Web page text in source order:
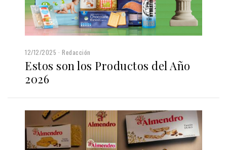
12/12/2025 Redacción
Estos son los Productos del Año
2026